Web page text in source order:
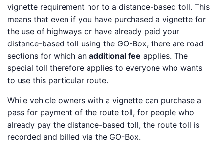
vignette requirement nor to a distance-based toll. This
means that even if you have purchased a vignette for
the use of highways or have already paid your
distance-based toll using the GO-Box, there are road
sections for which an additional fee applies. The
special toll therefore applies to everyone who wants
to use this particular route.
While vehicle owners with a vignette can purchase a
pass for payment of the route toll, for people who
already pay the distance-based toll, the route toll is
recorded and billed via the GO-Box.